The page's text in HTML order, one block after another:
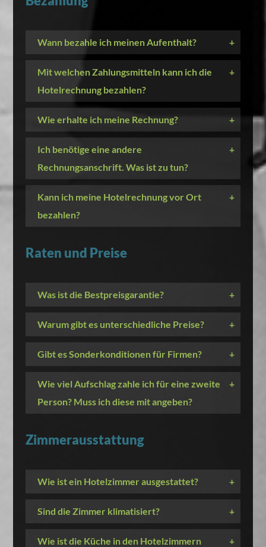
Wann bezahle ich meinen Aufenthalt? +
Mit welchen Zahlungsmitteln kann ich die
Hotelrechnung bezahlen?
+
Wie erhalte ich meine Rechnung? +
Ich benötige eine andere
Rechnungsanschrift. Was ist zu tun?
+
Kann ich meine Hotelrechnung vor Ort
bezahlen?
+
Raten und Preise
Was ist die Bestpreisgarantie? +
Warum gibt es unterschiedliche Preise? +
Gibt es Sonderkonditionen für Firmen? +
Wie viel Aufschlag zahle ich für eine zweite
Person? Muss ich diese mit angeben?
+
Zimmerausstattung
Wie ist ein Hotelzimmer ausgestattet? +
Sind die Zimmer klimatisiert? +
Wie ist die Küche in den Hotelzimmern
+